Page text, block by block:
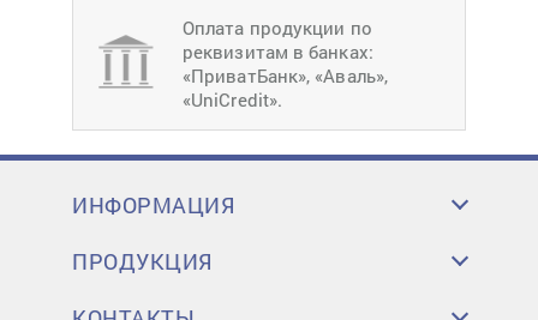
Оплата продукции по
реквизитам в банках:
«ПриватБанк», «Аваль»,
«UniCredit».
ИНФОРМАЦИЯ
ПРОДУКЦИЯ